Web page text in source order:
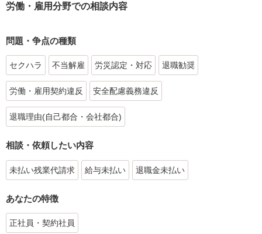
労働・雇用分野での相談内容
問題・争点の種類
セクハラ 不当解雇 労災認定・対応 退職勧奨
労働・雇用契約違反 安全配慮義務違反
退職理由(自己都合・会社都合)
相談・依頼したい内容
未払い残業代請求 給与未払い 退職金未払い
あなたの特徴
正社員・契約社員